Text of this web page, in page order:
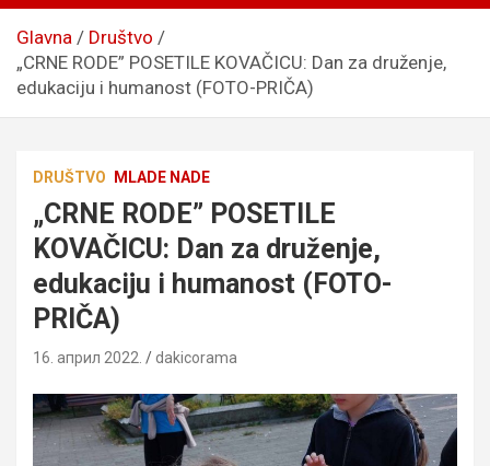
Glavna
Društvo
„CRNE RODE” POSETILE KOVAČICU: Dan za druženje,
edukaciju i humanost (FOTO-PRIČA)
DRUŠTVO MLADE NADE
„CRNE RODE” POSETILE
KOVAČICU: Dan za druženje,
edukaciju i humanost (FOTO-
PRIČA)
16. април 2022. dakicorama